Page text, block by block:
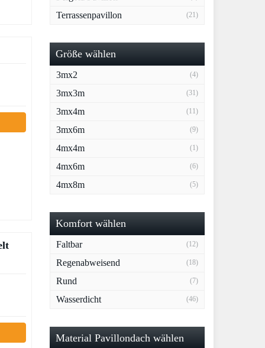
Terrassenpavillon (21)
Größe wählen
3mx2 (4)
3mx3m (31)
3mx4m (11)
3mx6m (9)
4mx4m (1)
4mx6m (6)
4mx8m (5)
Komfort wählen
Faltbar (12)
Regenabweisend (18)
Rund (7)
Wasserdicht (46)
Material Pavillondach wählen